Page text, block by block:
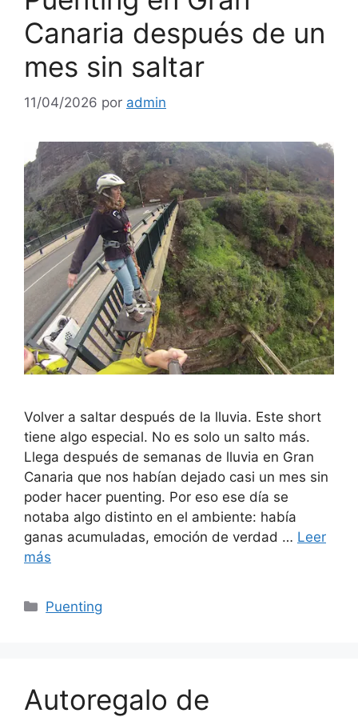
Canaria después de un
mes sin saltar
11/04/2026 por admin
Volver a saltar después de la lluvia. Este short
tiene algo especial. No es solo un salto más.
Llega después de semanas de lluvia en Gran
Canaria que nos habían dejado casi un mes sin
poder hacer puenting. Por eso ese día se
notaba algo distinto en el ambiente: había
ganas acumuladas, emoción de verdad … Leer
más
Categorías
Puenting
Autoregalo de